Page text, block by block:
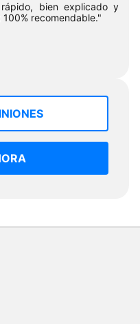
bien explicado y
recomendable."